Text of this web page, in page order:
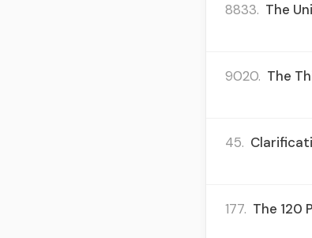
8833. The
9020. The
45.
177. The 120